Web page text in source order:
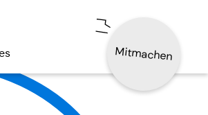
Mitmachen